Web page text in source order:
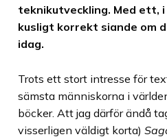
teknikutveckling. Med ett,
kusligt korrekt siande om
idag.
Trots ett stort intresse för
sämsta människorna i
böcker. Att jag därför ändå
visserligen väldigt korta)